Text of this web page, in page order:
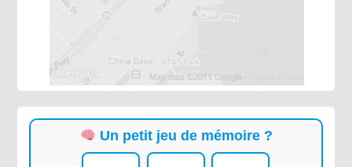
Un petit jeu de mémoire ?